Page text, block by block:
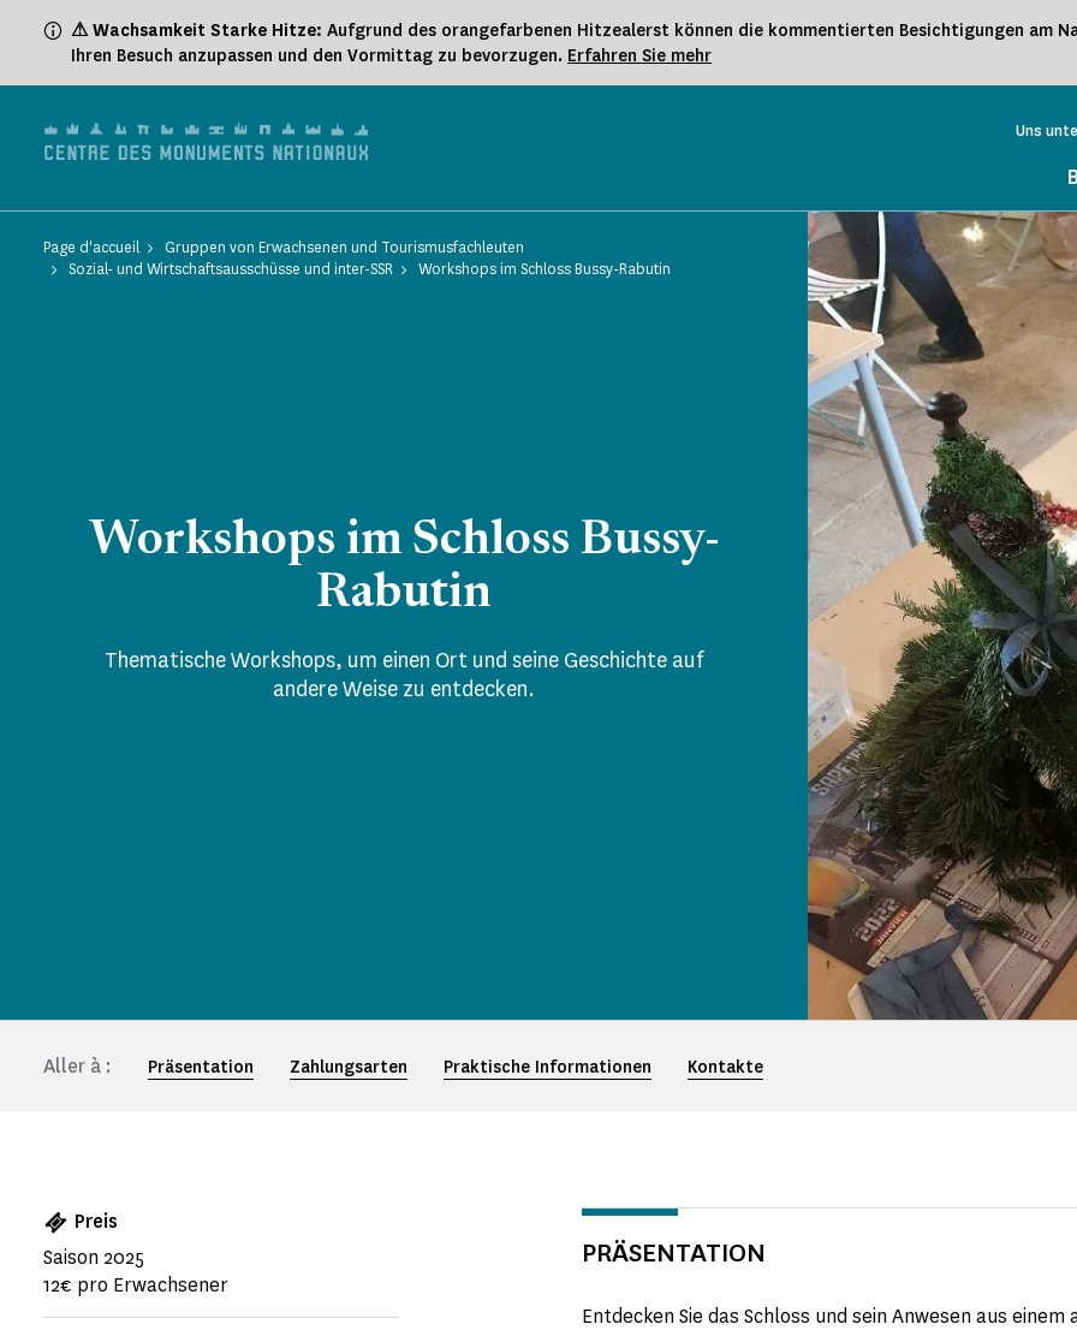
⚠ Wachsamkeit Starke Hitze: Aufgrund des orangefarbenen Hitzealerst können die kommentierten Besichtigungen am
Ihren Besuch anzupassen und den Vormittag zu bevorzugen. Erfahren Sie mehr
Uns
Page d'accueil
Gruppen von Erwachsenen und Tourismusfachleuten
Sozial- und Wirtschaftsausschüsse und inter-SSR
Workshops im Schloss Bussy-Rabutin
Workshops im Schloss Bussy-
Rabutin
Thematische Workshops, um einen Ort und seine Geschichte auf
andere Weise zu entdecken.
Aller à : Präsentation Zahlungsarten Praktische Informationen Kontakte
Preis
Saison 2025
12€ pro Erwachsener
PRÄSENTATION
Entdecken Sie das Schloss und sein Anwesen aus